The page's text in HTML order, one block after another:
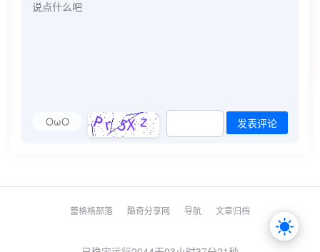
OωO 发表评论
蕾格格部落 酷奇分享网 导航 文章归档